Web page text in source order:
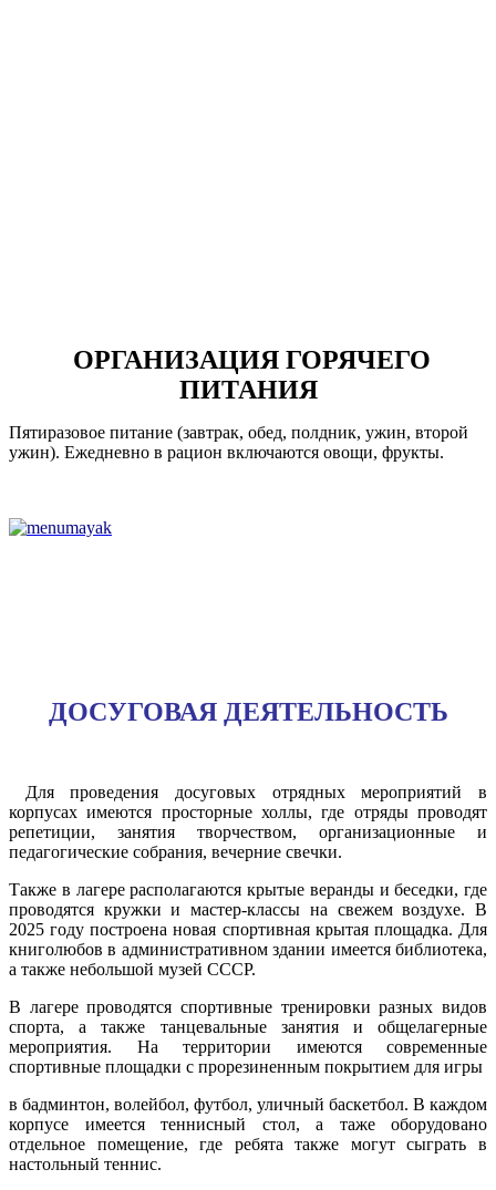
ОРГАНИЗАЦИЯ ГОРЯЧЕГО
ПИТАНИЯ
Пятиразовое питание (завтрак, обед, полдник, ужин, второй
ужин). Ежедневно в рацион включаются овощи, фрукты.
ДОСУГОВАЯ ДЕЯТЕЛЬНОСТЬ
Для проведения досуговых отрядных мероприятий в
корпусах имеются просторные холлы, где отряды проводят
репетиции, занятия творчеством, организационные и
педагогические собрания, вечерние свечки.
Также в лагере располагаются крытые веранды и беседки, где
проводятся кружки и мастер-классы на свежем воздухе. В
2025 году построена новая спортивная крытая площадка. Для
книголюбов в административном здании имеется библиотека,
а также небольшой музей СССР.
В лагере проводятся спортивные тренировки разных видов
спорта, а также танцевальные занятия и общелагерные
мероприятия. На территории имеются современные
спортивные площадки с прорезиненным покрытием для игры
в бадминтон, волейбол, футбол, уличный баскетбол. В каждом
корпусе имеется теннисный стол, а таже оборудовано
отдельное помещение, где ребята также могут сыграть в
настольный теннис.